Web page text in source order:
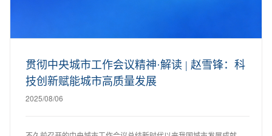
贯彻中央城市工作会议精神·解读 | 赵雪锋：科
技创新赋能城市高质量发展
2025/08/06